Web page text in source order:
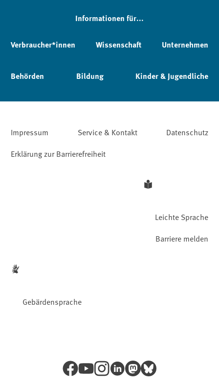
Informationen für...
Verbraucher*innen Wissenschaft Unternehmen
Behörden Bildung Kinder & Jugendliche
Impressum Service & Kontakt
Datenschutz
Erklärung zur Barrierefreiheit
Leichte Sprache
Gebärdensprache
Barriere melden